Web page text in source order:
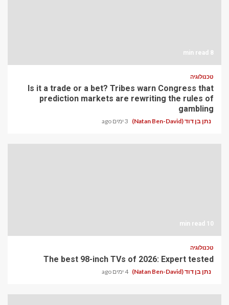
8 min read
טכנולוגיה
Is it a trade or a bet? Tribes warn Congress that
prediction markets are rewriting the rules of
gambling
נתן בן דוד (Natan Ben-David) 3 ימים ago
10 min read
טכנולוגיה
The best 98-inch TVs of 2026: Expert tested
נתן בן דוד (Natan Ben-David) 4 ימים ago